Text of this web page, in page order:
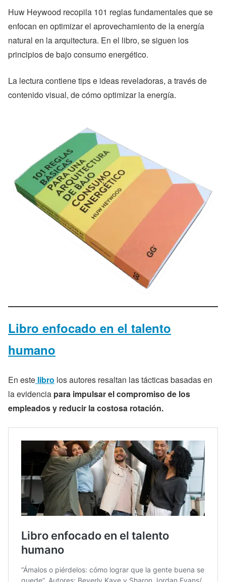
Huw Heywood recopila 101 reglas fundamentales que se
enfocan en optimizar el aprovechamiento de la energía
natural en la arquitectura. En el libro, se siguen los
principios de bajo consumo energético.
La lectura contiene tips e ideas reveladoras, a través de
contenido visual, de cómo optimizar la energía.
Libro enfocado en el talento
humano
En este libro los autores resaltan las tácticas basadas en
la evidencia para impulsar el compromiso de los
empleados y reducir la costosa rotación.